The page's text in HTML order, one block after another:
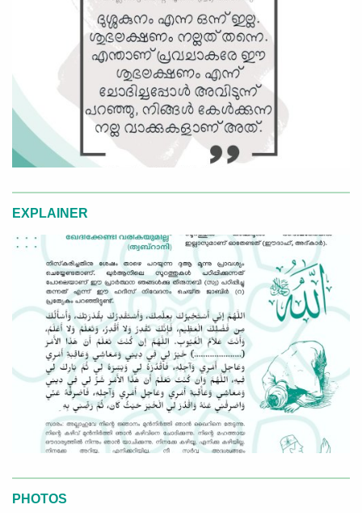
EXPLAINER
PHOTOS